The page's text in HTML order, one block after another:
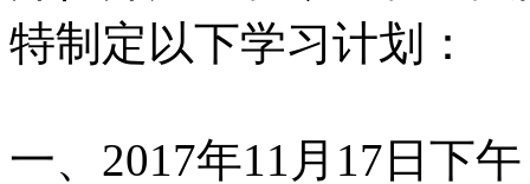
特制定以下学习计划：
一、2017年11月17日下